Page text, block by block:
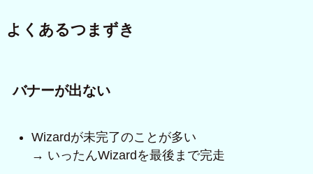
よくあるつまずき
バナーが出ない
Wizardが未完了のことが多い
→ いったんWizardを最後まで完走